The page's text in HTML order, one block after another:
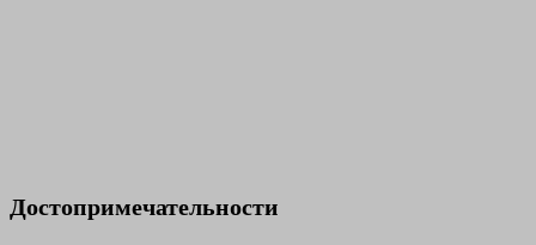
Достопримечательности